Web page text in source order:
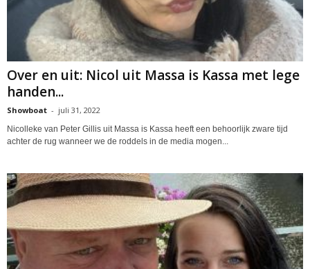
Over en uit: Nicol uit Massa is Kassa met lege
handen...
Showboat - juli 31, 2022
Nicolleke van Peter Gillis uit Massa is Kassa heeft een behoorlijk zware tijd
achter de rug wanneer we de roddels in de media mogen...